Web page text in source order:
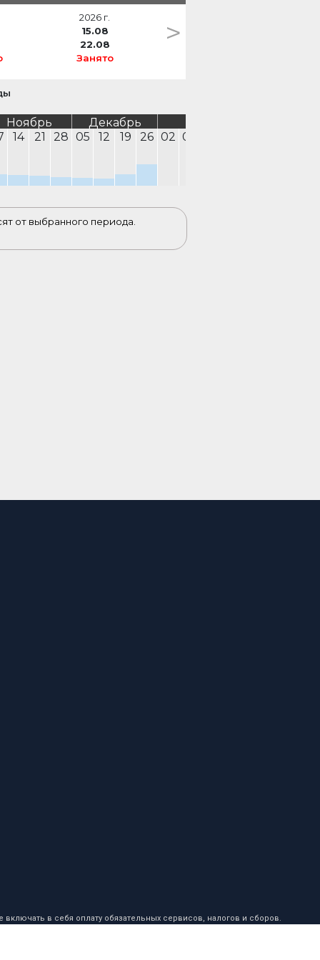
2026 г.
15.08
22.08
Занято
>
Ноябрь Декабрь
14 21 28 05 12 19 26 02 09
от выбранного периода.
в себя оплату обязательных сервисов, налогов и сборов.